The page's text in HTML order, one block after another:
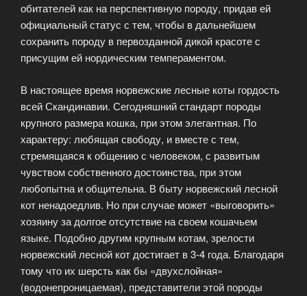
обитателей как на перспективную породу, придав ей
официальный статус с тем, чтобы в дальнейшем
сохранить породу в первозданной дикой красоте с
присущим ей нордическим темпераментом.
В настоящее время норвежские лесные коты гордость
всей Скандинавии. Сегодняшний стандарт породы
крупного размера кошка, при этом элегантная. По
характеру: любящая свободу, и вместе с тем,
стремящаяся к общению с человеком, с развитым
чувством собственного достоинства, при этом
любопытна и общительна. В быту норвежский лесной
кот ненадоедлив. Но при случае может «выговорить»
хозяину за долгое отсутствие на своем кошачьем
языке. Подобно другим крупным котам, зрелости
норвежский лесной кот достигает в 3-4 года. Благодаря
тому что их шерсть как бы «двухслойная»
(водонепроницаемая), представители этой породы